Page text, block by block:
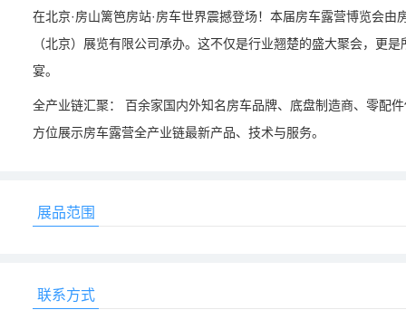
在北京·房山篱笆房站·房车世界震撼登场！本届房车露营博览会
（北京）展览有限公司承办。这不仅是行业翘楚的盛大聚会，更
宴。
全产业链汇聚： 百余家国内外知名房车品牌、底盘制造商、零配
方位展示房车露营全产业链最新产品、技术与服务。
展品范围
联系方式